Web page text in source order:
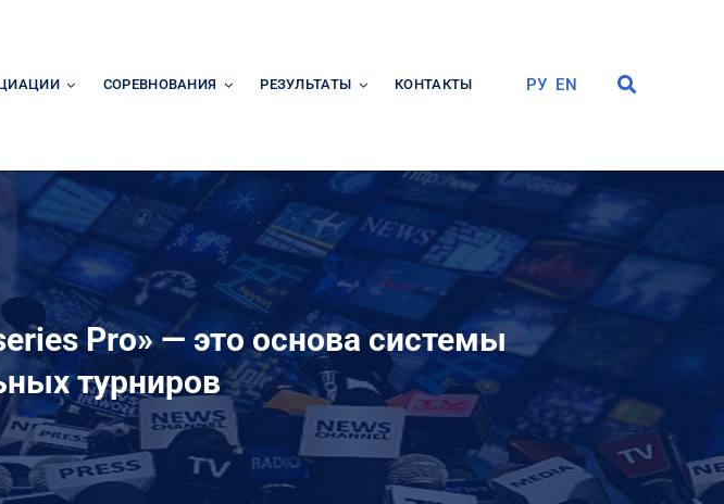
СОРЕВНОВАНИЯ РЕЗУЛЬТАТЫ КОНТАКТЫ РУ EN
Pro» — это основа системы
турниров